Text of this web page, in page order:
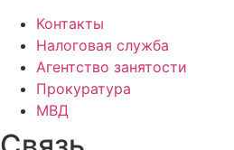
Контакты
Налоговая служба
Агентство занятости
Прокуратура
МВД